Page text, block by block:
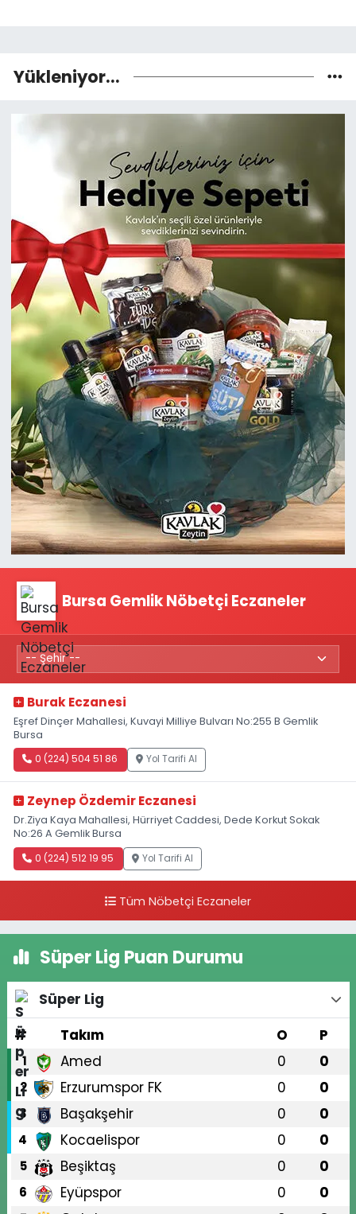
Yükleniyor...
Bursa Gemlik Nöbetçi Eczaneler
Burak Eczanesi
Eşref Dinçer Mahallesi, Kuvayi Milliye Bulvarı No:255 B Gemlik
Bursa
0 (224) 504 51 86 Yol Tarifi Al
Zeynep Özdemir Eczanesi
Dr.Ziya Kaya Mahallesi, Hürriyet Caddesi, Dede Korkut Sokak
No:26 A Gemlik Bursa
0 (224) 512 19 95 Yol Tarifi Al
Tüm Nöbetçi Eczaneler
Süper Lig Puan Durumu
Süper Lig
#
Takım O P
1 Amed 0 0
2 Erzurumspor FK 0 0
3 Başakşehir 0 0
4 Kocaelispor 0 0
5 Beşiktaş 0 0
6 Eyüpspor 0 0